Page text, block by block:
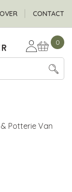
OVER CONTACT
0
Potterie Van